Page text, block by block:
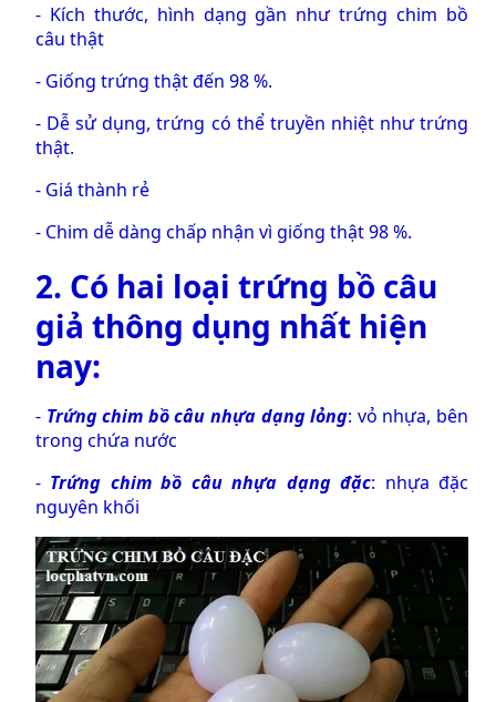
- Kích thước, hình dạng gần nhưtrứng chim bồ
câu thật
- Giống trứng thật đến 98 %.
- Dễ sử dụng, trứng có thể truyền nhiệt như trứng
thật.
- Giá thành rẻ
- Chim dễ dàng chấp nhận vì giống thật 98 %.
2. Có hai loại trứng bồ câu
giả thông dụng nhất hiện
nay:
- Trứng chim bồ câu nhựa dạng lỏng: vỏ nhựa, bên
trong chứa nước
- Trứng chim bồ câu nhựa dạng đặc: nhựa đặc
nguyên khối